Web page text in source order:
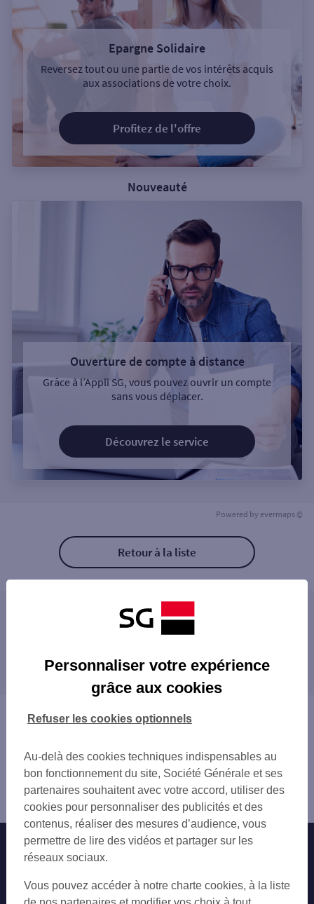
Epargne Solidaire
Reversez tout ou une partie de vos intérêts acquis
aux associations de votre choix.
Profitez de l'offre
Nouveauté
Ouverture de compte à distance
Grâce à l’Appli SG, vous pouvez ouvrir un compte
sans vous déplacer.
Découvrez le service
Powered by evermaps ©
Retour à la liste
Les distributeurs/automates à proximité
PARIS MIRABEAU
PARIS 2 RUE ANDRE PASCAL
PARIS 55 RUE D AUTEUIL
PARIS 1 RUE DE LA POMPE
PARIS PASSY
PARIS RUE DE LA TOUR
PARIS BOULAINVILLIERS
PARIS 5 RUE DE LA POMPE
BOULOGNE ROLAND GARROS
PARIS CORTAMBERT
PARIS 168 AV VICTOR HUGO
proximité
BOULOGNE-BILLANCOURT
SAINT-CLOUD
PUTEAUX
ISSY-LES-MOULINEAUX
COURBEVOIE
VANVES
LEVALLOIS-PERRET
SÈVRES
MEUDON
GARCHES
Vous êtes ici : Accueil
Paris 16ème
Distributeur/automate PARIS AUTEUIL
Nos engagements Nous contacter
Autres sites SG
Professionnels
Personnaliser votre expérience
grâce aux cookies
Au-delà des cookies techniques indispensables au
bon fonctionnement du site, Société Générale et ses
partenaires souhaitent avec votre accord, utiliser des
cookies pour personnaliser des publicités et des
contenus, réaliser des mesures d’audience, vous
permettre de lire des vidéos et partager sur les
réseaux sociaux.
Vous pouvez accéder à notre charte cookies, à la liste
Refuser les cookies optionnels